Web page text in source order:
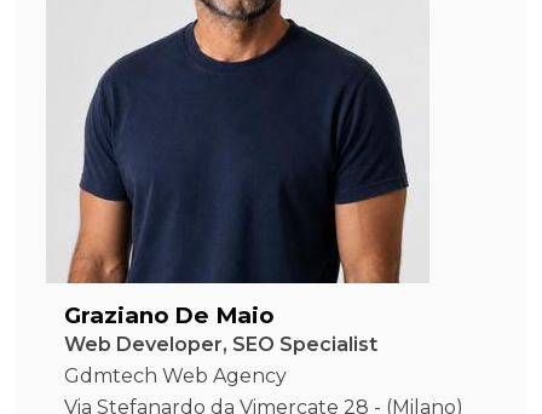
Graziano De Maio
Web Developer, SEO Specialist
Gdmtech Web Agency
Via Stefanardo da Vimercate 28 - (Milano)